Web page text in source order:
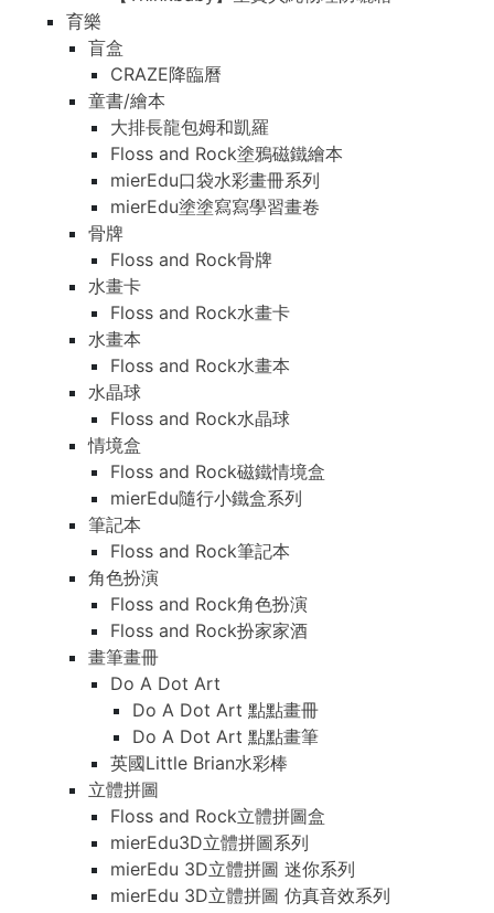
育樂
盲盒
CRAZE降臨曆
童書/繪本
大排長龍包姆和凱羅
Floss and Rock塗鴉磁鐵繪本
mierEdu口袋水彩畫冊系列
mierEdu塗塗寫寫學習畫卷
骨牌
Floss and Rock骨牌
水畫卡
Floss and Rock水畫卡
水畫本
Floss and Rock水畫本
水晶球
Floss and Rock水晶球
情境盒
Floss and Rock磁鐵情境盒
mierEdu隨行小鐵盒系列
筆記本
Floss and Rock筆記本
角色扮演
Floss and Rock角色扮演
Floss and Rock扮家家酒
畫筆畫冊
Do A Dot Art
Do A Dot Art 點點畫冊
Do A Dot Art 點點畫筆
英國Little Brian水彩棒
立體拼圖
Floss and Rock立體拼圖盒
mierEdu3D立體拼圖系列
mierEdu 3D立體拼圖 迷你系列
mierEdu 3D立體拼圖 仿真音效系列